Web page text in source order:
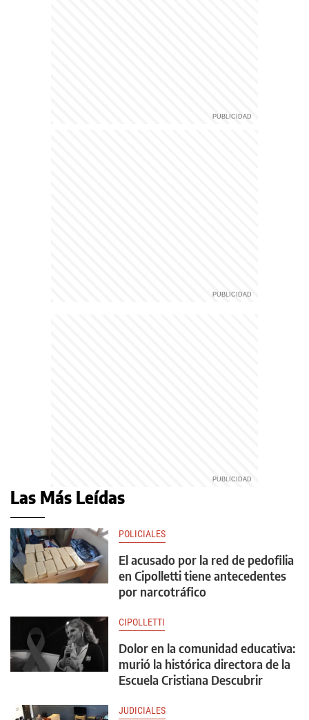
Las Más Leídas
POLICIALES
El acusado por la red de pedofilia
en Cipolletti tiene antecedentes
por narcotráfico
CIPOLLETTI
Dolor en la comunidad educativa:
murió la histórica directora de la
Escuela Cristiana Descubrir
JUDICIALES